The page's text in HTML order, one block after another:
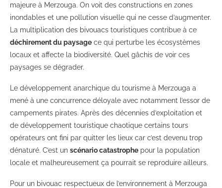
majeure à Merzouga. On voit des constructions en zones
inondables et une pollution visuelle qui ne cesse d’augmenter.
La multiplication des bivouacs touristiques contribue à ce
déchirement du paysage ce qui perturbe les écosystèmes
locaux et affecte la biodiversité. Quel gâchis de voir ces
paysages se dégrader.
Le développement anarchique du tourisme à Merzouga a
mené à une concurrence déloyale avec notamment l’essor de
campements pirates. Après des décennies d’exploitation et
de développement touristique chaotique certains tours
opérateurs ont fini par quitter les lieux car c’est devenu trop
dénaturé. C’est un scénario catastrophe pour la population
locale et malheureusement ça pourrait se reproduire ailleurs.
Pour un bivouac respectueux de l’environnement à Merzouga